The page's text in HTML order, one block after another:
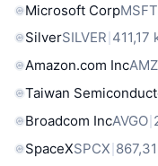
Microsoft CorpMSFT
SilverSILVER 411,17
Amazon.com Inc
Taiwan
Broadcom IncAVGO
SpaceXSPCX